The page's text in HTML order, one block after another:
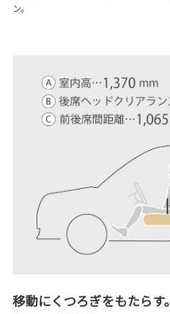
ン。
移動にくつろぎをもたらす。